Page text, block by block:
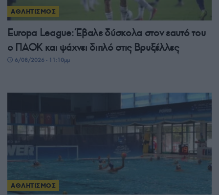
ΑΘΛΗΤΙΣΜΟΣ
Europa League: Έβαλε δύσκολα στον εαυτό του
ο ΠΑΟΚ και ψάχνει διπλό στις Βρυξέλλες
6/08/2026 - 11:10μμ
ΑΘΛΗΤΙΣΜΟΣ